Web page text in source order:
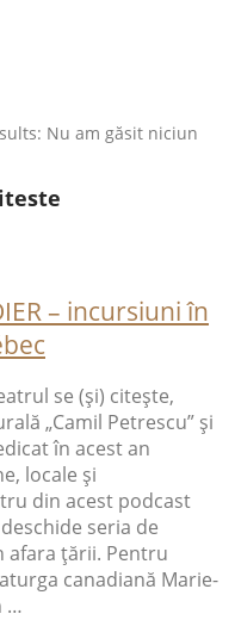
Nu am găsit niciun
– incursiuni în
se (și) citește,
„Camil Petrescu” şi
în acest an
locale și
din acest podcast
seria de
afara țării. Pentru
canadiană Marie-
…